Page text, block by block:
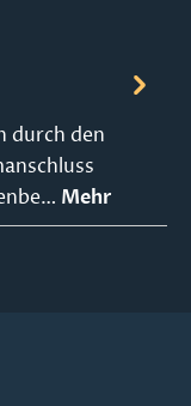
durch den
Mehr